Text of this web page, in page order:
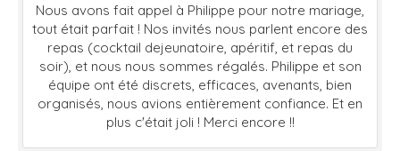
Nous avons fait appel à Philippe pour notre mariage,
tout était parfait ! Nos invités nous parlent encore des
repas (cocktail dejeunatoire, apéritif, et repas du
soir), et nous nous sommes régalés. Philippe et son
équipe ont été discrets, efficaces, avenants, bien
organisés, nous avions entièrement confiance. Et en
plus c'était joli ! Merci encore !!